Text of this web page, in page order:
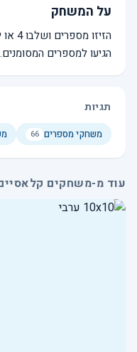
על המשחק
הגיעו למספרים המסומנים.
תגיות
משחקי מספרים 66
עוד מ-משחקים